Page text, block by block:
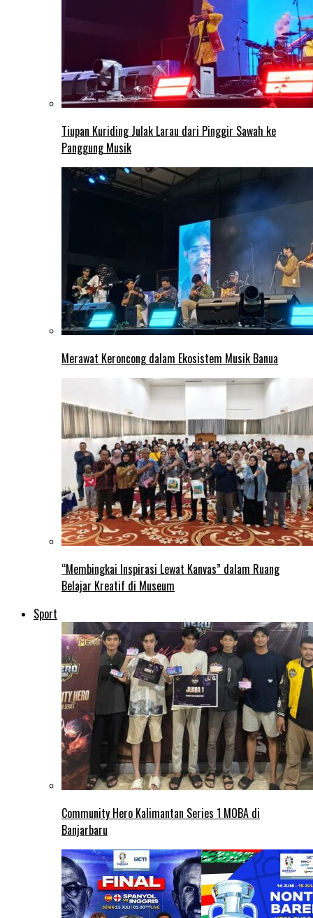
Tiupan Kuriding Julak Larau dari Pinggir Sawah ke
Panggung Musik
Merawat Keroncong dalam Ekosistem Musik Banua
“Membingkai Inspirasi Lewat Kanvas” dalam Ruang
Belajar Kreatif di Museum
Sport
Community Hero Kalimantan Series 1 MOBA di
Banjarbaru